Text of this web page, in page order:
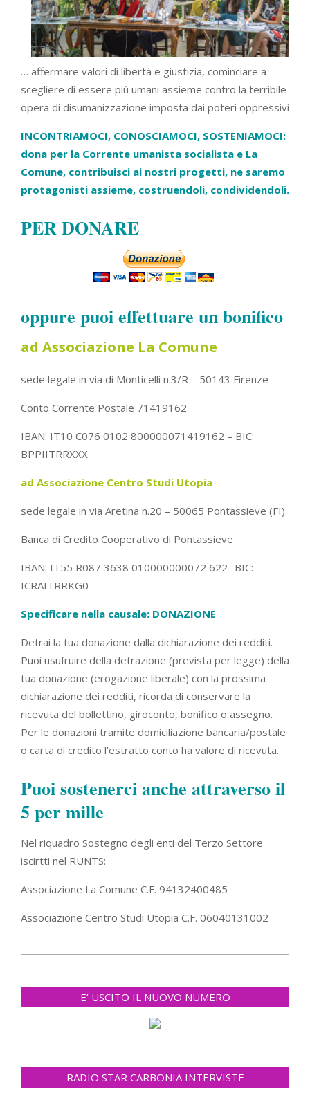
… affermare valori di libertà e giustizia, cominciare a
scegliere di essere più umani assieme contro la terribile
opera di disumanizzazione imposta dai poteri oppressivi
INCONTRIAMOCI, CONOSCIAMOCI, SOSTENIAMOCI:
dona per la Corrente umanista socialista e La
Comune, contribuisci ai nostri progetti, ne saremo
protagonisti assieme, costruendoli, condividendoli.
PER DONARE
oppure puoi effettuare un bonifico
ad Associazione La Comune
sede legale in via di Monticelli n.3/R – 50143 Firenze
Conto Corrente Postale 71419162
IBAN: IT10 C076 0102 800000071419162 – BIC:
BPPIITRRXXX
ad Associazione Centro Studi Utopia
sede legale in via Aretina n.20 – 50065 Pontassieve (FI)
Banca di Credito Cooperativo di Pontassieve
IBAN: IT55 R087 3638 010000000072 622- BIC:
ICRAITRRKG0
Specificare nella causale: DONAZIONE
Detrai la tua donazione dalla dichiarazione dei redditi.
Puoi usufruire della detrazione (prevista per legge) della
tua donazione (erogazione liberale) con la prossima
dichiarazione dei redditi, ricorda di conservare la
ricevuta del bollettino, giroconto, bonifico o assegno.
Per le donazioni tramite domiciliazione bancaria/postale
o carta di credito l’estratto conto ha valore di ricevuta.
Puoi sostenerci anche attraverso il
5 per mille
Nel riquadro Sostegno degli enti del Terzo Settore
iscirtti nel RUNTS:
Associazione La Comune C.F. 94132400485
Associazione Centro Studi Utopia C.F. 06040131002
E’ USCITO IL NUOVO NUMERO
RADIO STAR CARBONIA INTERVISTE